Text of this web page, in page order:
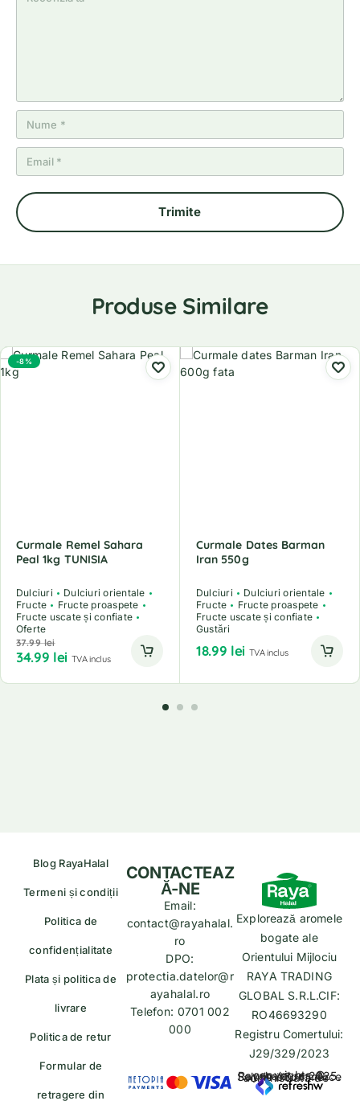
el el el el
Produse Similare
-8%
Curmale Remel Sahara
Peal 1kg TUNISIA
Dulciuri
Dulciuri orientale
Fructe
Fructe proaspete
Fructe uscate și confiate
Oferte
37.99lei
34.99 lei TVA inclus
Curmale Dates Barman
Iran 550g
Dulciuri
Dulciuri orientale
Fructe
Fructe proaspete
Fructe uscate și confiate
Gustări
18.99 lei TVA inclus
Blog RayaHalal
Termeni și condiții
Politica de
confidențialitate
Plata și politica de
livrare
Politica de retur
Formular de
retragere din
Explorează aromele
bogate ale
Orientului Mijlociu
RAYA TRADING
GLOBAL S.R.L.CIF:
RO46693290
Registru Comertului:
J29/329/2023
copyrights © Rayahalal.ro 2025. Soluție eCommerce administrată de
CONTACTEAZ
Ă-NE
Email:
contact@rayahalal.
ro
DPO:
protectia.datelor@r
ayahalal.ro
Telefon: 0701 002
000